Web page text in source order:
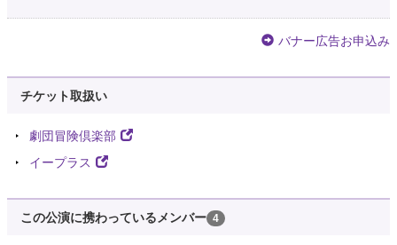
バナー広告お申込み
チケット取扱い
劇団冒険倶楽部
イープラス
この公演に携わっているメンバー 4